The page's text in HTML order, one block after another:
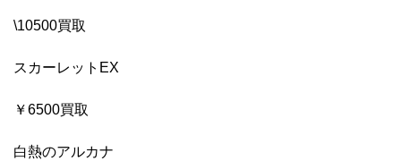
\10500買取
スカーレットEX
￥6500買取
白熱のアルカナ